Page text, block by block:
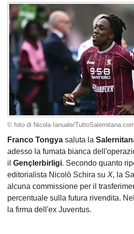
© foto di Nicola Ianuale/TuttoSalernitana.com
Franco Tongya saluta la
adesso la fumata bianca
il Gençlerbirligi. Secondo quanto
editorialista Nicolò Schira su X, la
alcuna commissione per il
percentuale sulla futura rivendita.
la firma dell'ex Juventus.